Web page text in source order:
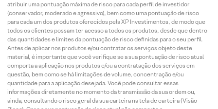
atribuir uma pontuação máxima de risco para cada perfil de investidor
(conservador, moderado e agressivo), bem como uma pontuação de risco
para cada um dos produtos oferecidos pela XP Investimentos, de modo que
todos os clientes possam ter acesso a todos os produtos, desde que dentro
das quantidades e limites da pontuação de risco definidas para o seu perfil.
Antes de aplicar nos produtos e/ou contratar os serviços objeto deste
material, é importante que você verifique se a sua pontuação de risco atual
comporta a aplicação nos produtos e/ou a contratação dos serviços em
questão, bem como se há limitações de volume, concentração e/ou
quantidade para a aplicação desejada. Você pode consultar essas
informações diretamente no momento da transmissão da sua ordem ou,
ainda, consultando o risco geral da sua carteira na tela de carteira (Visão